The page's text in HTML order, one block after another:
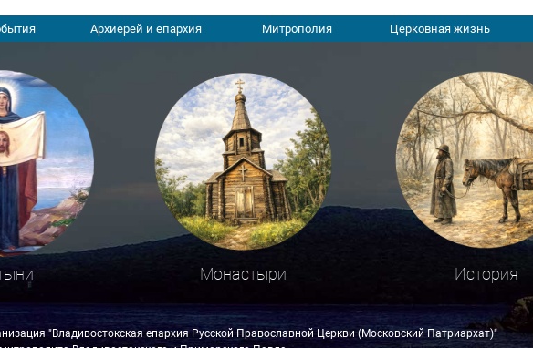
Архиерей и епархия Митрополия Церковная жизнь
Монастыри История
"Владивостокская епархия Русской Православной Церкви (Московский Патриархат)"